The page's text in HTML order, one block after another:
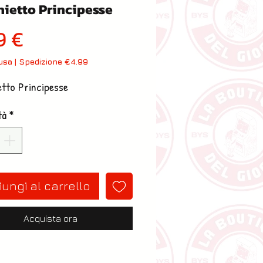
Principesse
€
| Spedizione €4.99
Principesse
*
al carrello
Acquista ora